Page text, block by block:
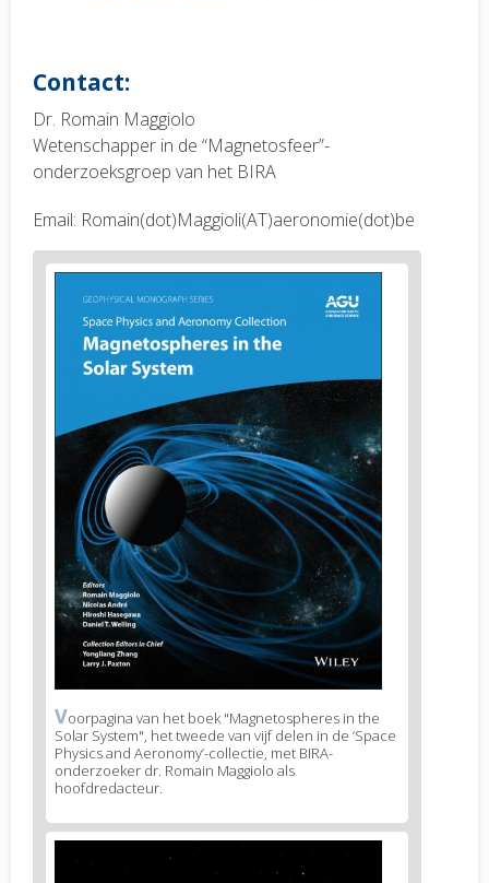
Contact:
Dr. Romain Maggiolo
Wetenschapper in de “Magnetosfeer”-
onderzoeksgroep van het BIRA
Email: Romain(dot)Maggioli(AT)aeronomie(dot)be
News
image
News
image
legend
1
Voorpagina van het boek "Magnetospheres in the
Solar System", het tweede van vijf delen in de ‘Space
Physics and Aeronomy’-collectie, met BIRA-
onderzoeker dr. Romain Maggiolo als
hoofdredacteur.